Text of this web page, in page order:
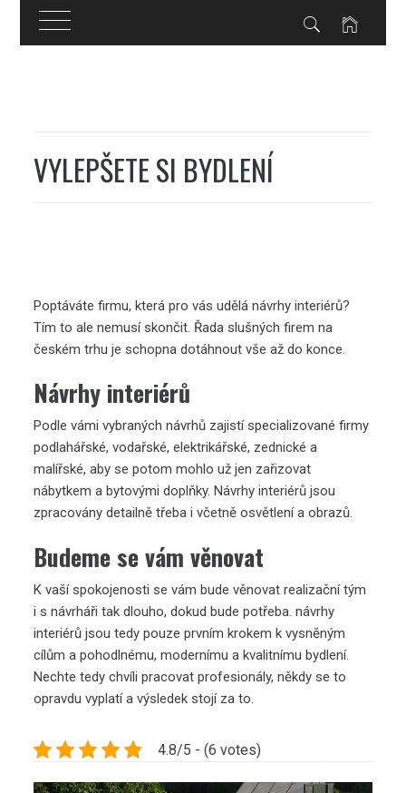
VYLEPŠETE SI BYDLENÍ
Poptáváte firmu, která pro vás udělá návrhy interiérů?
Tím to ale nemusí skončit. Řada slušných firem na
českém trhu je schopna dotáhnout vše až do konce.
Návrhy interiérů
Podle vámi vybraných návrhů zajistí specializované firmy
podlahářské, vodařské, elektrikářské, zednické a
malířské, aby se potom mohlo už jen zařizovat
nábytkem a bytovými doplňky. Návrhy interiérů jsou
zpracovány detailně třeba i včetně osvětlení a obrazů.
Budeme se vám věnovat
K vaší spokojenosti se vám bude věnovat realizační tým
i s návrháři tak dlouho, dokud bude potřeba.návrhy
interiérů jsou tedy pouze prvním krokem k vysněným
cílům a pohodlnému, modernímu a kvalitnímu bydlení.
Nechte tedy chvíli pracovat profesionály, někdy se to
opravdu vyplatí a výsledek stojí za to.
4.8/5 - (6 votes)